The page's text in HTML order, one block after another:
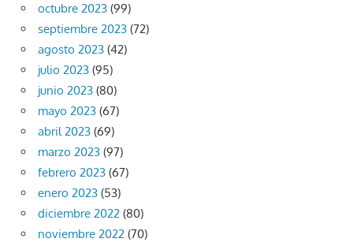
octubre 2023 (99)
septiembre 2023 (72)
agosto 2023 (42)
julio 2023 (95)
junio 2023 (80)
mayo 2023 (67)
abril 2023 (69)
marzo 2023 (97)
febrero 2023 (67)
enero 2023 (53)
diciembre 2022 (80)
noviembre 2022 (70)